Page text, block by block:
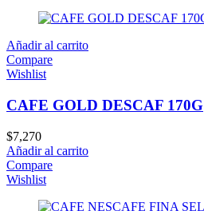
Añadir al carrito
Compare
Wishlist
CAFE GOLD DESCAF 170G
$7,270
Añadir al carrito
Compare
Wishlist